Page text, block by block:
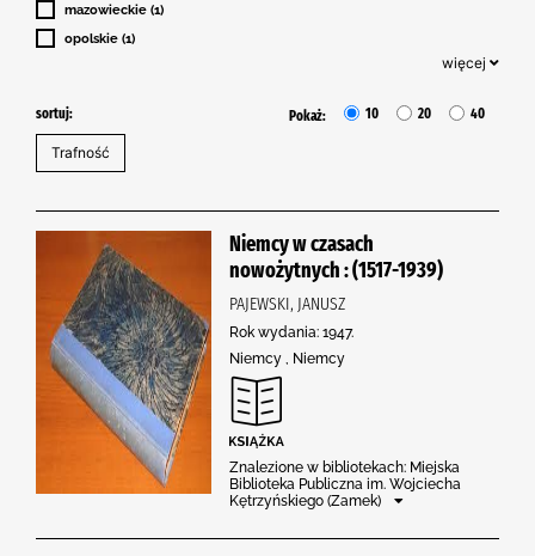
mazowieckie (1)
opolskie (1)
więcej
sortuj: Pokaż: 10 20 40
Niemcy w czasach
nowożytnych : (1517-1939)
PAJEWSKI, JANUSZ
Rok wydania: 1947.
Niemcy , Niemcy
Znalezione w bibliotekach: Miejska
Biblioteka Publiczna im. Wojciecha
Kętrzyńskiego (Zamek)